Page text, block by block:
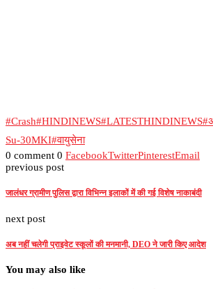
#Crash#HINDINEWS#LATESTHINDINEWS
Su‑30MKI#वायुसेना
0 comment 0 FacebookTwitterPinterestEmail
previous post
जालंधर ग्रामीण पुलिस द्वारा विभिन्न इलाकों में की गई विशेष नाकाबंदी
next post
अब नहीं चलेगी प्राइवेट स्कूलों की मनमानी, DEO ने जारी किए आदेश
You may also like